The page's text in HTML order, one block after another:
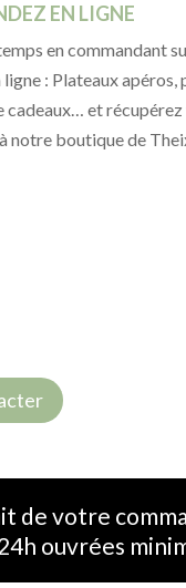
EN LIGNE
en commandant
: Plateaux apéros,
cadeaux… et
notre boutique de
de votre
ouvrées